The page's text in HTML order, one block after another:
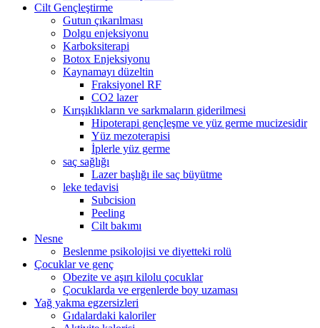
Cilt Gençleştirme
Gutun çıkarılması
Dolgu enjeksiyonu
Karboksiterapi
Botox Enjeksiyonu
Kaynamayı düzeltin
Fraksiyonel RF
CO2 lazer
Kırışıklıkların ve sarkmaların giderilmesi
Hipoterapi gençleşme ve yüz germe mucizesidir
Yüz mezoterapisi
İplerle yüz germe
saç sağlığı
Lazer başlığı ile saç büyütme
leke tedavisi
Subcision
Peeling
Cilt bakımı
Nesne
Beslenme psikolojisi ve diyetteki rolü
Çocuklar ve genç
Obezite ve aşırı kilolu çocuklar
Çocuklarda ve ergenlerde boy uzaması
Yağ yakma egzersizleri
Gıdalardaki kaloriler